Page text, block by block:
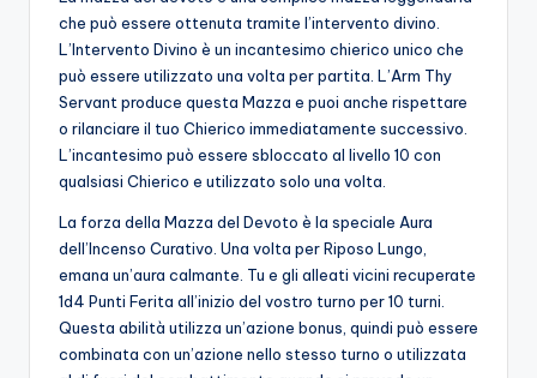
che può essere ottenuta tramite l’intervento divino.
L’Intervento Divino è un incantesimo chierico unico che
può essere utilizzato una volta per partita. L’Arm Thy
Servant produce questa Mazza e puoi anche rispettare
o rilanciare il tuo Chierico immediatamente successivo.
L’incantesimo può essere sbloccato al livello 10 con
qualsiasi Chierico e utilizzato solo una volta.
La forza della Mazza del Devoto è la speciale Aura
dell’Incenso Curativo. Una volta per Riposo Lungo,
emana un’aura calmante. Tu e gli alleati vicini recuperate
1d4 Punti Ferita all’inizio del vostro turno per 10 turni.
Questa abilità utilizza un’azione bonus, quindi può essere
combinata con un’azione nello stesso turno o utilizzata